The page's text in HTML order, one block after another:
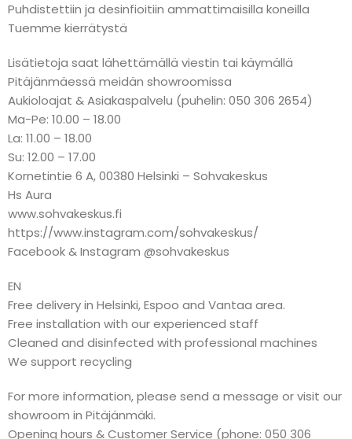
Puhdistettiin ja desinfioitiin ammattimaisilla koneilla
Tuemme kierrätystä
Lisätietoja saat lähettämällä viestin tai käymällä
Pitäjänmäessä meidän showroomissa
Aukioloajat & Asiakaspalvelu (puhelin: 050 306 2654)
Ma-Pe: 10.00 – 18.00
La: 11.00 – 18.00
Su: 12.00 – 17.00
Kornetintie 6 A, 00380 Helsinki – Sohvakeskus
Hs Aura
www.sohvakeskus.fi
https://www.instagram.com/sohvakeskus/
Facebook & Instagram @sohvakeskus
EN
Free delivery in Helsinki, Espoo and Vantaa area.
Free installation with our experienced staff
Cleaned and disinfected with professional machines
We support recycling
For more information, please send a message or visit our
showroom in Pitäjänmäki.
Opening hours & Customer Service (phone: 050 306